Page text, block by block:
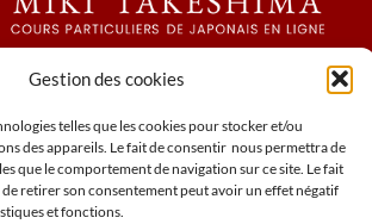
Gestion des cookies
telles que les cookies pour stocker et/ou
des appareils. Le fait de consentir nous permettra de
que le comportement de navigation sur ce site. Le fait
retirer son consentement peut avoir un effet négatif
et fonctions.
générales de ventes
Mentions légales
Cookies
relative à confidentialité
de siret : 78973803600027